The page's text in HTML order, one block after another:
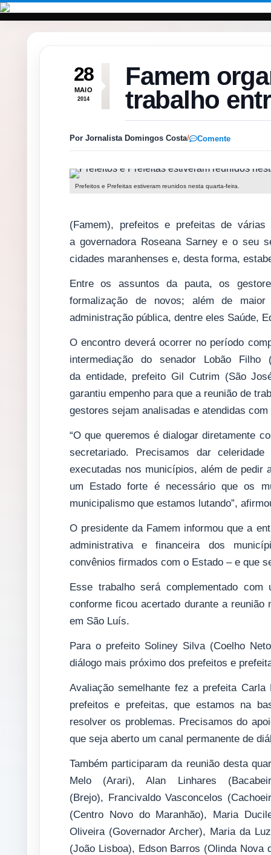
Pular para o conteúdo
28
MAIO
2014
Famem
trabalho
Por Jornalista Domingos Costa/ Comente
Prefeitos e Prefeitas estiveram reunidos nesta quarta-feira.
(Famem), prefeitos e prefeitas de
a governadora Roseana Sarney e o seu
cidades maranhenses e, desta forma,
Entre os assuntos da pauta, os
formalização de novos; além de
administração pública, dentre eles Saúde,
O encontro deverá ocorrer no período
intermediação do senador Lobão
da entidade, prefeito Gil Cutrim (São
garantiu empenho para que a reunião de
gestores sejam analisadas e atendidas com
“O que queremos é dialogar diretamente
secretariado. Precisamos dar
executadas nos municípios, além de pedir
um Estado forte é necessário que os
municipalismo que estamos lutando”,
O presidente da Famem informou que a
administrativa e financeira dos
convênios firmados com o Estado – e que
Esse trabalho será complementado
conforme ficou acertado durante a
em São Luís.
Para o prefeito Soliney Silva (Coelho
diálogo mais próximo dos prefeitos e
Avaliação semelhante fez a prefeita
prefeitos e prefeitas, que estamos na
resolver os problemas. Precisamos do
que seja aberto um canal permanente de
Também participaram da reunião desta
Melo (Arari), Alan Linhares
(Brejo), Francivaldo Vasconcelos
(Centro Novo do Maranhão), Maria
Oliveira (Governador Archer), Maria da
(João Lisboa), Edson Barros (Olinda Nova